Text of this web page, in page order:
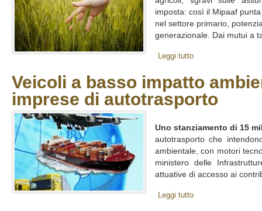
imposta: così il Mipaaf
nel settore primario,
generazionale. Dai mutui a
Leggi tutto
Veicoli a basso impatto
imprese di autotrasporto
Uno stanziamento di 15
autotrasporto che
ambientale, con motori
ministero delle
attuative di accesso ai
Leggi tutto